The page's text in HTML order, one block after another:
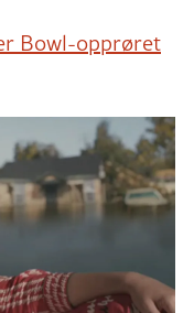
Bowl-opprøret